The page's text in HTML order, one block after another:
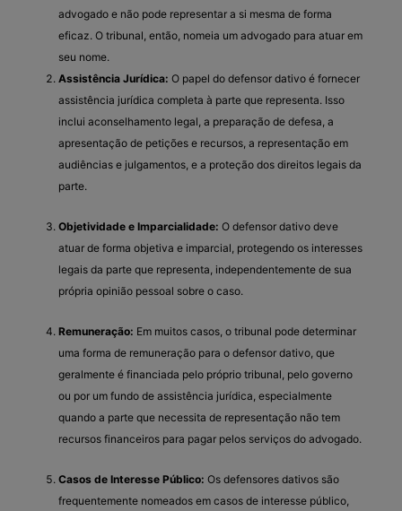
advogado e não pode representar a si mesma de forma
eficaz. O tribunal, então, nomeia um advogado para atuar em
seu nome.
Assistência Jurídica: O papel do defensor dativo é fornecer
assistência jurídica completa à parte que representa. Isso
inclui aconselhamento legal, a preparação de defesa, a
apresentação de petições e recursos, a representação em
audiências e julgamentos, e a proteção dos direitos legais da
parte.
Objetividade e Imparcialidade: O defensor dativo deve
atuar de forma objetiva e imparcial, protegendo os interesses
legais da parte que representa, independentemente de sua
própria opinião pessoal sobre o caso.
Remuneração: Em muitos casos, o tribunal pode determinar
uma forma de remuneração para o defensor dativo, que
geralmente é financiada pelo próprio tribunal, pelo governo
ou por um fundo de assistência jurídica, especialmente
quando a parte que necessita de representação não tem
recursos financeiros para pagar pelos serviços do advogado.
Casos de Interesse Público: Os defensores dativos são
frequentemente nomeados em casos de interesse público,